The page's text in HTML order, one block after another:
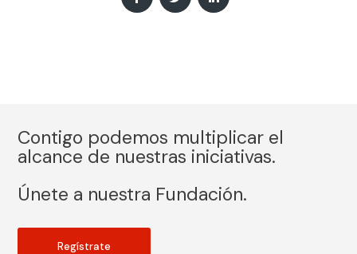
Contigo podemos multiplicar el
alcance de nuestras iniciativas.
Únete a nuestra Fundación.
Regístrate